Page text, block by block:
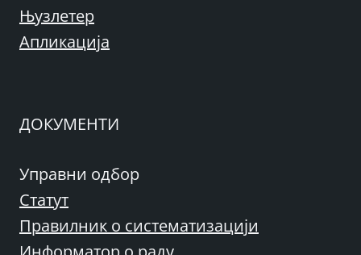
Њузлетер
Апликација
ДОКУМЕНТИ
Управни одбор
Статут
Правилник о систематизацији